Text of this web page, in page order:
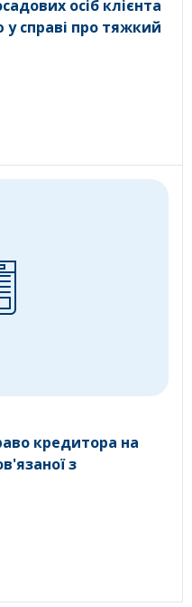
осіб клієнта
справі про тяжкий
кредитора на
з